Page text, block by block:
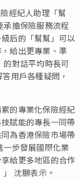
經紀人助理「幫
擔保險服務流程
后的 「幫幫」 可以
給出更專業、準
對話平均時長可
用戶各種疑問，
的專業化保險經紀
賦能的專長一同帶
為香港保險市場帶
步發展國際化業
給更多地區的合作
沈鵬表示。